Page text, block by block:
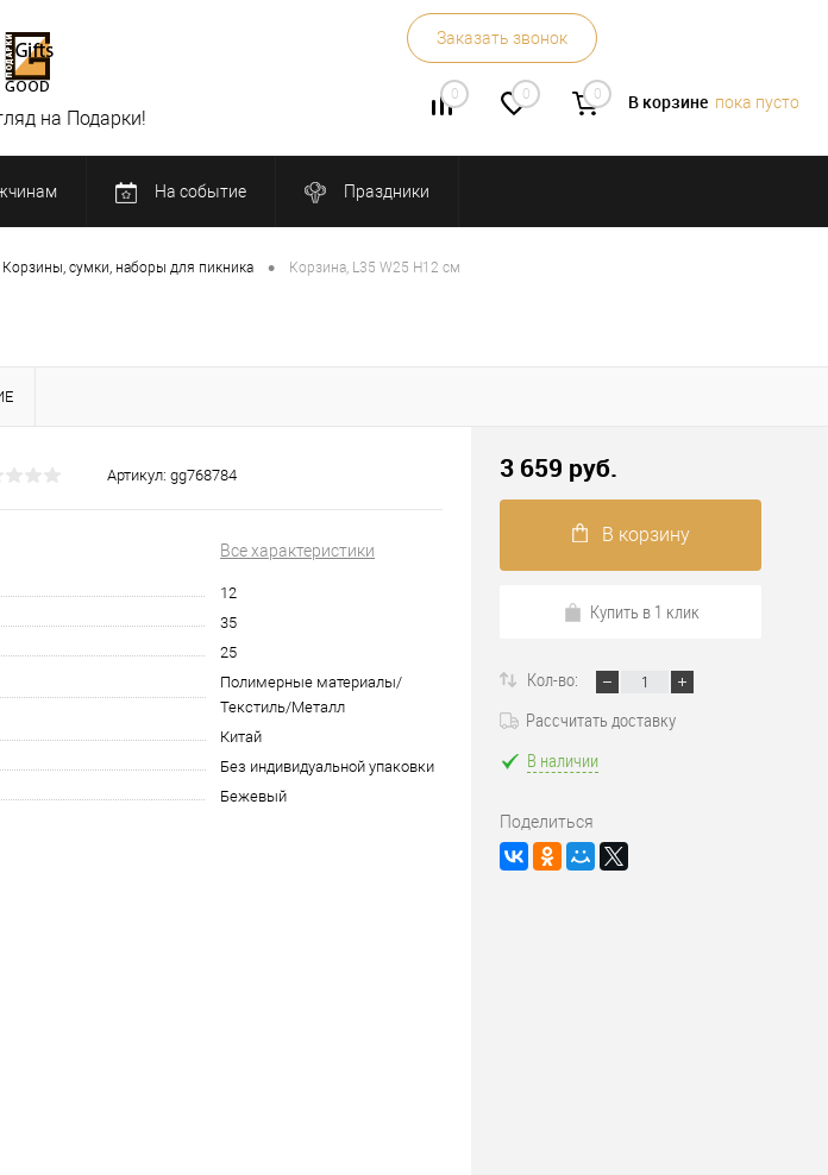
Заказать звонок
0 0 0 В корзине пока пусто
на Подарки!
На событие Праздники
Корзины, сумки, наборы для пикника • Корзина, L35 W25 H12 см
Артикул: gg768784
Все характеристики
12
35
25
Полимерные материалы/
Текстиль/Металл
Китай
Без индивидуальной упаковки
Бежевый
3 659 руб.
В корзину
Купить в 1 клик
Кол-во:
Рассчитать доставку
В наличии
Поделиться